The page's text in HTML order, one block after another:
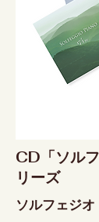
CD「ソル
リーズ
ソルフェジ